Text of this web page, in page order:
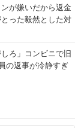
が嫌いだから返金
った毅然とした対
ろ」コンビニで旧
の返事が冷静すぎ